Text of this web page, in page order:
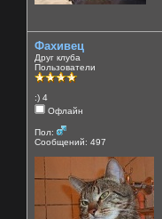
Фахивец
Друг клуба
Пользователи
:) 4
Офлайн
Пол:
Сообщений: 497